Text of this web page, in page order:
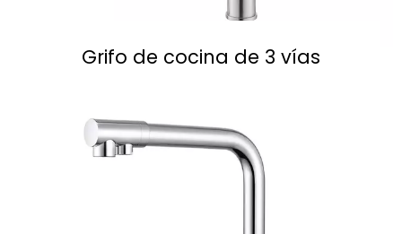
Grifo de cocina de 3 vías